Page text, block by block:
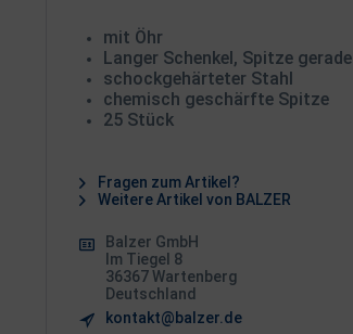
mit Öhr
Langer Schenkel, Spitze gerade
schockgehärteter Stahl
chemisch geschärfte Spitze
25 Stück
Fragen zum Artikel?
Weitere Artikel von BALZER
Balzer GmbH
Im Tiegel 8
36367 Wartenberg
Deutschland
kontakt@balzer.de